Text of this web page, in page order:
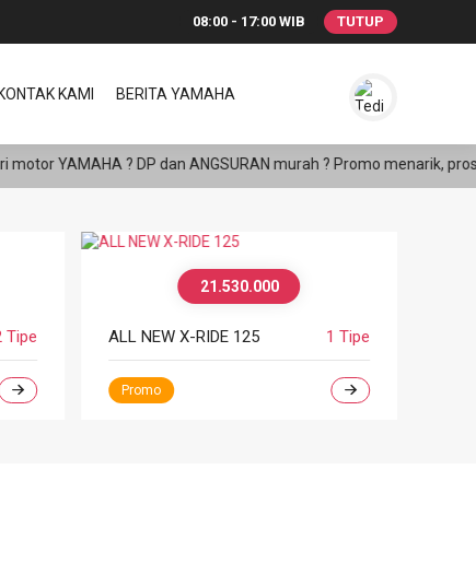
08:00 - 17:00 WIB TUTUP
KONTAK KAMI BERITA YAMAHA
? DP dan ANGSURAN murah ? Promo menarik, proses
Tipe
21.530.000
ALL NEW X-RIDE 125 1 Tipe
Promo